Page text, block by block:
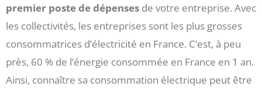
premier poste de dépenses de votre entreprise. Avec
les collectivités, les entreprises sont les plus grosses
consommatrices d’électricité en France. C’est, à peu
près, 60 % de l’énergie consommée en France en 1 an.
Ainsi, connaître sa consommation électrique peut être